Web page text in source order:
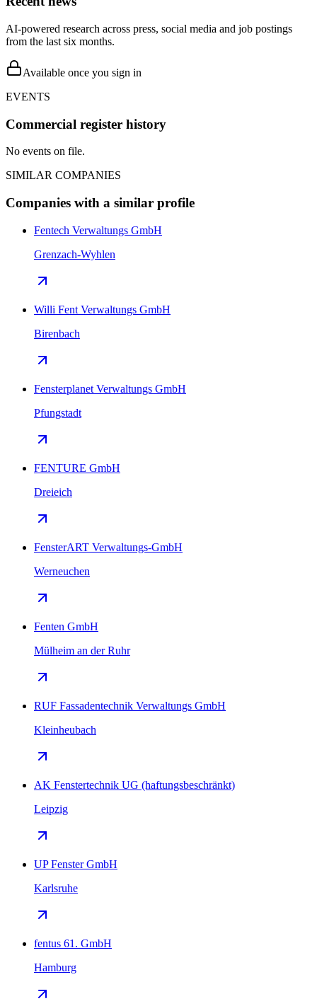
AI-powered research across press, social media and job postings
from the last six months.
Available once you sign in
EVENTS
Commercial register history
No events on file.
SIMILAR COMPANIES
Companies with a similar profile
Fentech Verwaltungs GmbH
Grenzach-Wyhlen
Willi Fent Verwaltungs GmbH
Birenbach
Fensterplanet Verwaltungs GmbH
Pfungstadt
FENTURE GmbH
Dreieich
FensterART Verwaltungs-GmbH
Werneuchen
Fenten GmbH
Mülheim an der Ruhr
RUF Fassadentechnik Verwaltungs GmbH
Kleinheubach
AK Fenstertechnik UG (haftungsbeschränkt)
Leipzig
UP Fenster GmbH
Karlsruhe
fentus 61. GmbH
Hamburg